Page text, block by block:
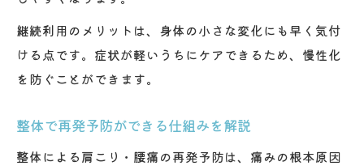
継続利用のメリットは、身体の小さな変化にも早く気付
ける点です。症状が軽いうちにケアできるため、慢性化
を防ぐことができます。
整体で再発予防ができる仕組みを解説
整体による肩こり・腰痛の再発予防は、痛みの根本原因